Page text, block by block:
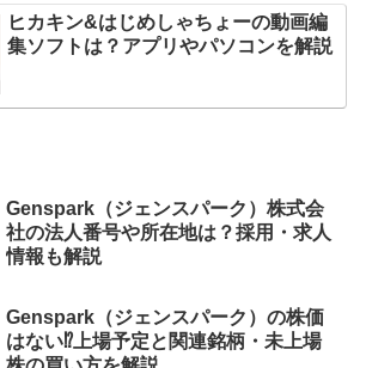
ヒカキン&はじめしゃちょーの動画編
集ソフトは？アプリやパソコンを解説
Genspark（ジェンスパーク）株式会
社の法人番号や所在地は？採用・求人
情報も解説
Genspark（ジェンスパーク）の株価
はない⁉︎上場予定と関連銘柄・未上場